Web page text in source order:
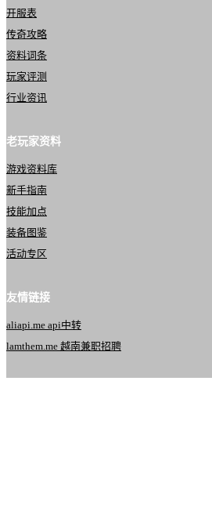
开服表
传奇攻略
资料词条
玩家评测
行业资讯
老玩家资料
游戏资料库
新手指南
技能加点
装备图鉴
活动专区
友情链接
aliapi.me api中转
lamthem.me 越南兼职招聘